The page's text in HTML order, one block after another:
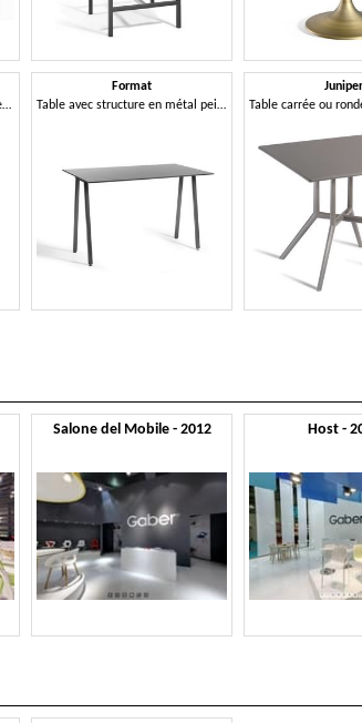
Table et table basse carrée ou rectangulaire avec structure en métal
Format
Table avec structure en métal peint et plateau en Compactop
Juniper
Salone del Mobile - 2012 Host -